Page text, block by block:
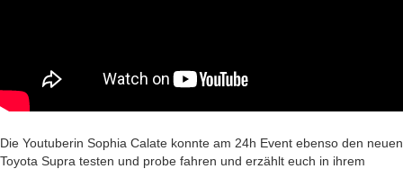
Die Youtuberin Sophia Calate konnte am 24h Event ebenso den neuen
Toyota Supra testen und probe fahren und erzählt euch in ihrem